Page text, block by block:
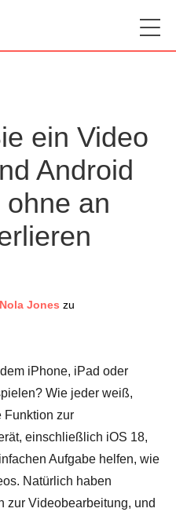
ein Video
Android
an
Nola Jones zu
iPhone, iPad oder
Wie jeder weiß,
Funktion zur
einschließlich iOS 18,
Aufgabe helfen, wie
Natürlich haben
zur Videobearbeitung, und